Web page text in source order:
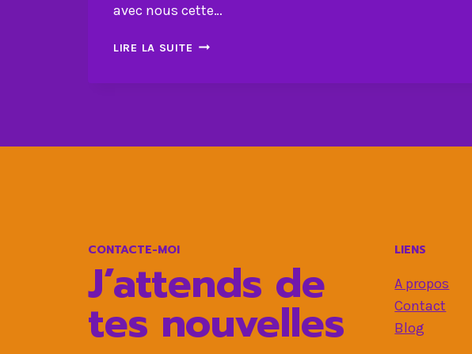
avec nous cette…
LIRE LA SUITE COMMENT
CONTACTE-MOI
J’attends de
tes nouvelles
LIENS
A propos
Contact
Blog